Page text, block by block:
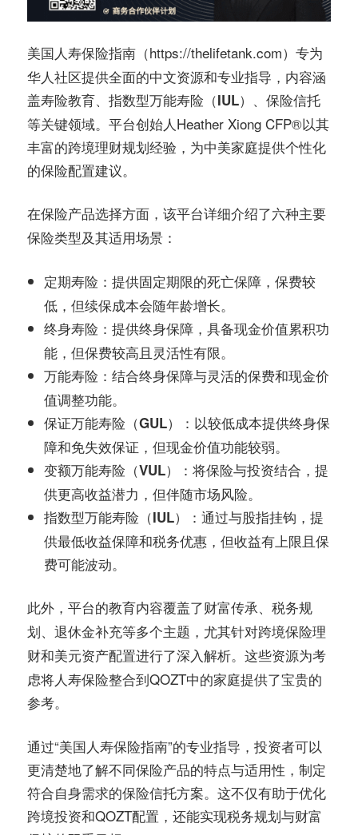
美国人寿保险指南 （https://thelifetank.com）专为
华人社区提供全面的中文资源和专业指导，内容涵
盖寿险教育、指数型万能寿险（IUL）、保险信托
等关键领域。平台创始人Heather Xiong CFP®️以其
丰富的跨境理财规划经验，为中美家庭提供个性化
的保险配置建议。
在保险产品选择方面，该平台详细介绍了六种主要
保险类型及其适用场景：
定期寿险 ：提供固定期限的死亡保障，保费较
低，但续保成本会随年龄增长。
终身寿险 ：提供终身保障，具备现金价值累积功
能，但保费较高且灵活性有限。
万能寿险 ：结合终身保障与灵活的保费和现金价
值调整功能。
保证万能寿险（GUL）
：以较低成本提供终身保
障和免失效保证，但现金价值功能较弱。
变额万能寿险（VUL）
：将保险与投资结合，提
供更高收益潜力，但伴随市场风险。
指数型万能寿险（IUL）
：通过与股指挂钩，提
供最低收益保障和税务优惠，但收益有上限且保
费可能波动。
此外，平台的教育内容覆盖了财富传承、税务规
划、退休金补充等多个主题，尤其针对跨境保险理
财和美元资产配置进行了深入解析。这些资源为考
虑将人寿保险整合到QOZT中的家庭提供了宝贵的
参考。
通过“美国人寿保险指南”的专业指导，投资者可以
更清楚地了解不同保险产品的特点与适用性，制定
符合自身需求的保险信托方案。这不仅有助于优化
跨境投资和QOZT配置，还能实现税务规划与财富